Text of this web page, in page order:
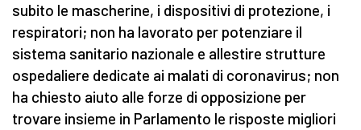
subito le mascherine, i dispositivi di protezione, i
respiratori; non ha lavorato per potenziare il
sistema sanitario nazionale e allestire strutture
ospedaliere dedicate ai malati di coronavirus; non
ha chiesto aiuto alle forze di opposizione per
trovare insieme in Parlamento le risposte migliori